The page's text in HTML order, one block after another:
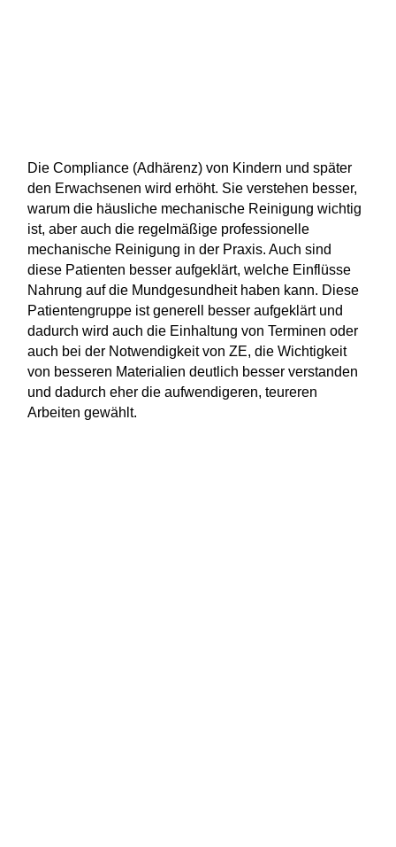
Die Compliance (Adhärenz) von Kindern und später
den Erwachsenen wird erhöht. Sie verstehen besser,
warum die häusliche mechanische Reinigung wichtig
ist, aber auch die regelmäßige professionelle
mechanische Reinigung in der Praxis. Auch sind
diese Patienten besser aufgeklärt, welche Einflüsse
Nahrung auf die Mundgesundheit haben kann. Diese
Patientengruppe ist generell besser aufgeklärt und
dadurch wird auch die Einhaltung von Terminen oder
auch bei der Notwendigkeit von ZE, die Wichtigkeit
von besseren Materialien deutlich besser verstanden
und dadurch eher die aufwendigeren, teureren
Arbeiten gewählt.